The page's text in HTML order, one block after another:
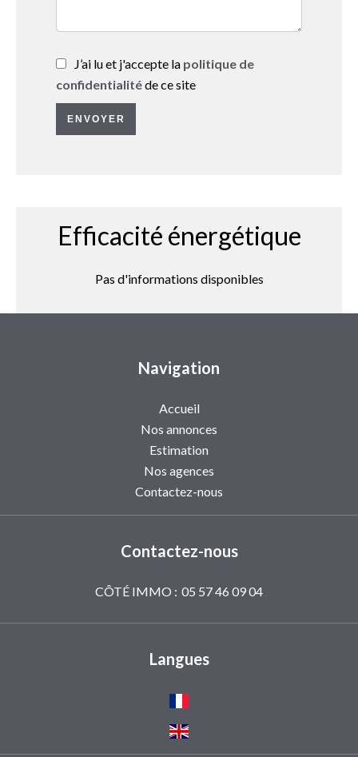
J’ai lu et j'accepte la politique de
confidentialitéde ce site
ENVOYER
Efficacité énergétique
Pas d'informations disponibles
Navigation
Accueil
Nos annonces
Estimation
Nos agences
Contactez-nous
Contactez-nous
CÔTÉ IMMO : 05 57 46 09 04
Langues